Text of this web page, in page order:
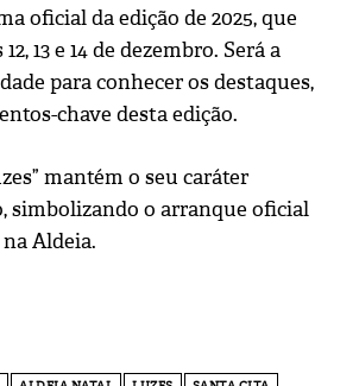
oficial da edição de 2025, que
13 e 14 de dezembro. Será a
para conhecer os destaques,
chave desta edição.
mantém o seu caráter
simbolizando o arranque oficial
Aldeia.